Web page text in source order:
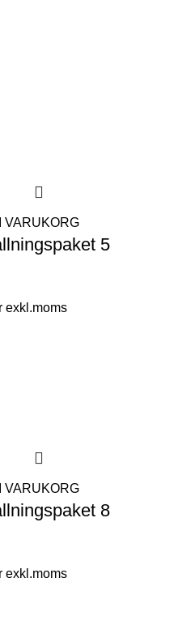
VARUKORG
5
VARUKORG
8